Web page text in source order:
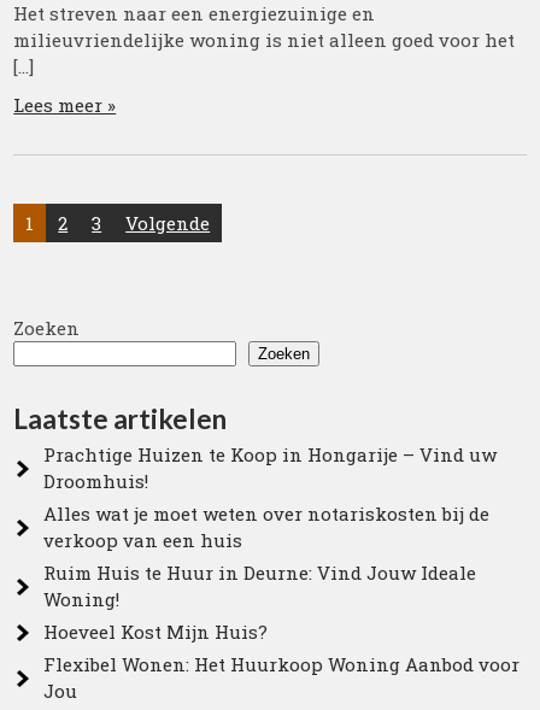
Het streven naar een energiezuinige en
milieuvriendelijke woning is niet alleen goed voor het
[…]
Lees meer »
Posts
pagination
1 2 3 Volgende
Zoeken
Zoeken
Laatste artikelen
Prachtige Huizen te Koop in Hongarije – Vind uw
Droomhuis!
Alles wat je moet weten over notariskosten bij de
verkoop van een huis
Ruim Huis te Huur in Deurne: Vind Jouw Ideale
Woning!
Hoeveel Kost Mijn Huis?
Flexibel Wonen: Het Huurkoop Woning Aanbod voor
Jou